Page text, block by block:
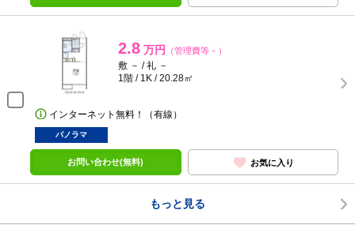
2.8 万円 （管理費等－）
敷 － / 礼 －
1階 / 1K / 20.28㎡
インターネット無料！（有線）
パノラマ
お問い合わせ(無料) お気に入り
もっと見る